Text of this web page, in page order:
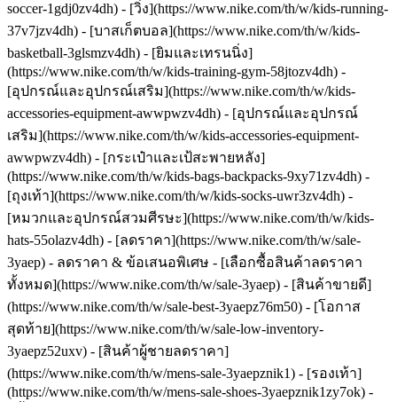
soccer-1gdj0zv4dh) - [วิ่ง](https://www.nike.com/th/w/kids-running-
37v7jzv4dh) - [บาสเก็ตบอล](https://www.nike.com/th/w/kids-
basketball-3glsmzv4dh) - [ยิมและเทรนนิ่ง]
(https://www.nike.com/th/w/kids-training-gym-58jtozv4dh) -
[อุปกรณ์และอุปกรณ์เสริม](https://www.nike.com/th/w/kids-
accessories-equipment-awwpwzv4dh) - [อุปกรณ์และอุปกรณ์
เสริม](https://www.nike.com/th/w/kids-accessories-equipment-
awwpwzv4dh) - [กระเป๋าและเป้สะพายหลัง]
(https://www.nike.com/th/w/kids-bags-backpacks-9xy71zv4dh) -
[ถุงเท้า](https://www.nike.com/th/w/kids-socks-uwr3zv4dh) -
[หมวกและอุปกรณ์สวมศีรษะ](https://www.nike.com/th/w/kids-
hats-55olazv4dh) - [ลดราคา](https://www.nike.com/th/w/sale-
3yaep) - ลดราคา & ข้อเสนอพิเศษ - [เลือกซื้อสินค้าลดราคา
ทั้งหมด](https://www.nike.com/th/w/sale-3yaep) - [สินค้าขายดี]
(https://www.nike.com/th/w/sale-best-3yaepz76m50) - [โอกาส
สุดท้าย](https://www.nike.com/th/w/sale-low-inventory-
3yaepz52uxv) - [สินค้าผู้ชายลดราคา]
(https://www.nike.com/th/w/mens-sale-3yaepznik1) - [รองเท้า]
(https://www.nike.com/th/w/mens-sale-shoes-3yaepznik1zy7ok) -